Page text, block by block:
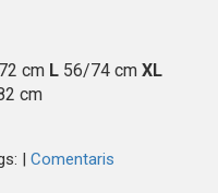
cm L 56/74 cm XL
cm
| Comentaris